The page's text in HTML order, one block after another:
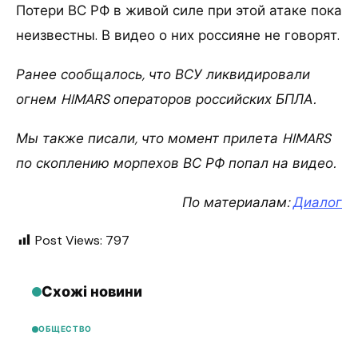
Потери ВС РФ в живой силе при этой атаке пока
неизвестны. В видео о них россияне не говорят.
Ранее сообщалось, что ВСУ ликвидировали
огнем HIMARS операторов российских БПЛА.
Мы также писали, что момент прилета HIMARS
по скоплению морпехов ВС РФ попал на видео.
По материалам:Диалог
Post Views: 797
Схожі новини
ОБЩЕСТВО